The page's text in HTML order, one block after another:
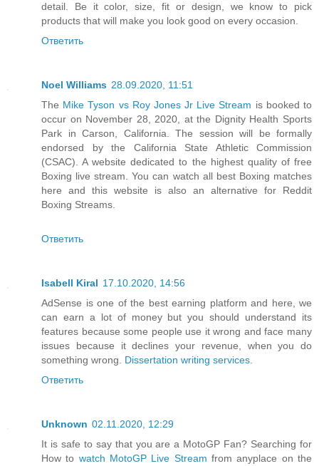
detail. Be it color, size, fit or design, we know to pick
products that will make you look good on every occasion.
Ответить
Noel Williams 28.09.2020, 11:51
The Mike Tyson vs Roy Jones Jr Live Stream is booked to
occur on November 28, 2020, at the Dignity Health Sports
Park in Carson, California. The session will be formally
endorsed by the California State Athletic Commission
(CSAC). A website dedicated to the highest quality of free
Boxing live stream. You can watch all best Boxing matches
here and this website is also an alternative for Reddit
Boxing Streams.
Ответить
Isabell Kiral 17.10.2020, 14:56
AdSense is one of the best earning platform and here, we
can earn a lot of money but you should understand its
features because some people use it wrong and face many
issues because it declines your revenue, when you do
something wrong. Dissertation writing services.
Ответить
Unknown 02.11.2020, 12:29
It is safe to say that you are a MotoGP Fan? Searching for
How to watch MotoGP Live Stream from anyplace on the